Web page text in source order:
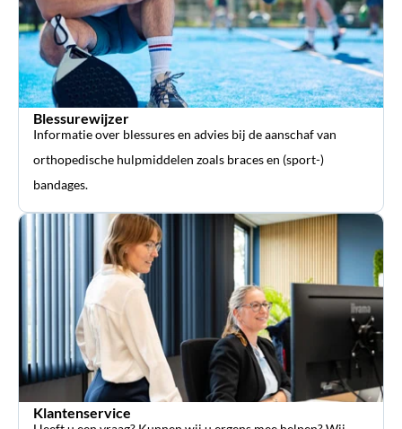
Blessurewijzer
Informatie over blessures en advies bij de aanschaf van
orthopedische hulpmiddelen zoals braces en (sport-)
bandages.
Klantenservice